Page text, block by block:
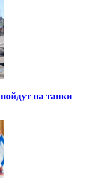
на танки